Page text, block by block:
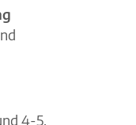
4-5,